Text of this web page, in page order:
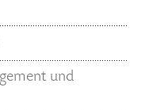
und